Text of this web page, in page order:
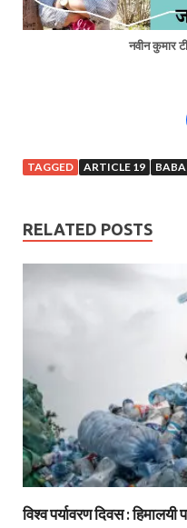
नवीन कुमार
TAGGED ARTICLE 19
RELATED POSTS
विश्व पर्यावरण दिवस :